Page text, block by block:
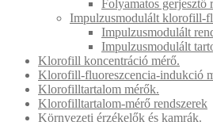
Folyamatos gerjesztő
Impulzusmodulált klorofill-
Impulzusmodulált
Impulzusmodulált
Klorofill koncentráció mérő.
Klorofill-fluoreszcencia-indukció
Klorofilltartalom mérők.
Klorofilltartalom-mérő rendszerek
Környezeti érzékelők és kamrák.